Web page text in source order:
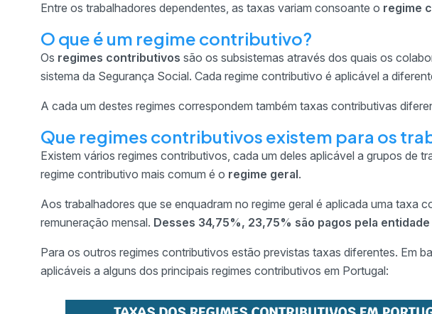
Entre os trabalhadores dependentes, as taxas variam consoante o regime
O que é um regime contributivo?
Os regimes contributivos são os subsistemas através dos quais os
sistema da Segurança Social. Cada regime contributivo é aplicável a
A cada um destes regimes correspondem também taxas contributivas
Que regimes contributivos existem para os
Existem vários regimes contributivos, cada um deles aplicável a grupos de
regime contributivo mais comum é o regime geral.
Aos trabalhadores que se enquadram no regime geral é aplicada uma taxa
remuneração mensal. Desses 34,75%, 23,75% são pagos pela
Para os outros regimes contributivos estão previstas taxas diferentes. Em
aplicáveis a alguns dos principais regimes contributivos em Portugal: